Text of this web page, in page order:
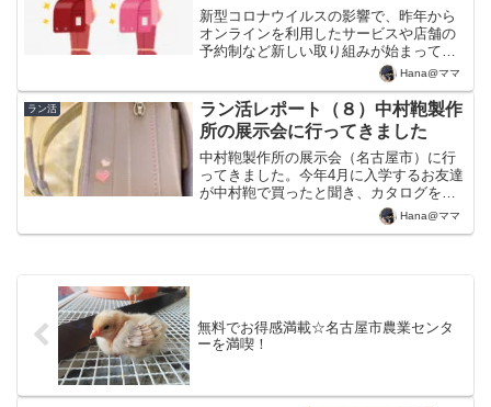
新型コロナウイルスの影響で、昨年から
オンラインを利用したサービスや店舗の
予約制など新しい取り組みが始まってい
ます。20社以上のカタログを取り寄せ、
オンラインの活用や、店舗や展示会に運
んだ中で、自分なりにランドセル選びの
コツをまとめてみました...
Hana@ママ
ラン活
ラン活レポート（８）中村鞄製作
所の展示会に行ってきました
中村鞄製作所の展示会（名古屋市）に行
ってきました。今年4月に入学するお友達
が中村鞄で買ったと聞き、カタログを取
り寄せて、上品でシンプルなデザインが
魅力的で気になるランドセルの一つで
Hana@ママ
無料でお得感満載☆名古屋市農業センタ
ーを満喫！